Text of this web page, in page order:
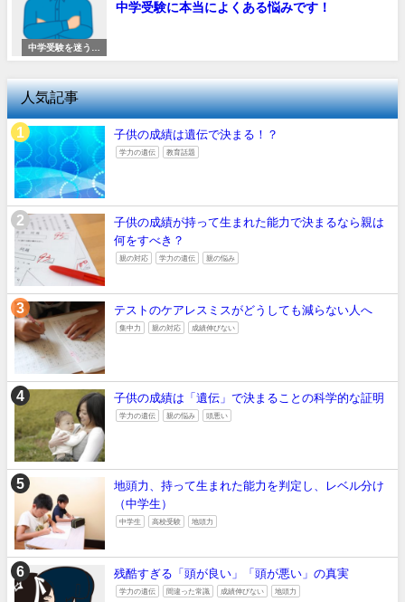
中学受験を迷う親
たちへ
中学受験に本当によくある悩みです！
人気記事
子供の成績は遺伝で決まる！？
学力の遺伝 教育話題
子供の成績が持って生まれた能力で決まるなら親は
何をすべき？
親の対応 学力の遺伝 親の悩み
テストのケアレスミスがどうしても減らない人へ
集中力 親の対応 成績伸びない
子供の成績は「遺伝」で決まることの科学的な証明
学力の遺伝 親の悩み 頭悪い
地頭力、持って生まれた能力を判定し、レベル分け
（中学生）
中学生 高校受験 地頭力
残酷すぎる「頭が良い」「頭が悪い」の真実
学力の遺伝 間違った常識 成績伸びない 地頭力